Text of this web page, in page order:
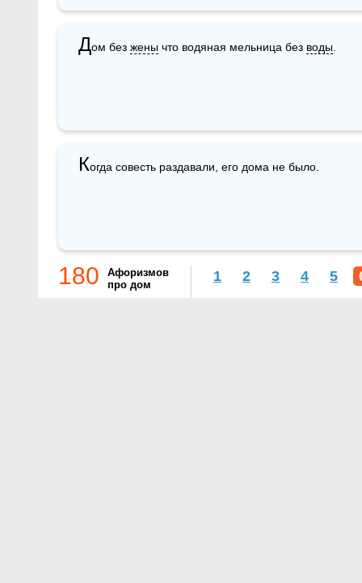
Дом без жены что водяная мельница без воды
Когда совесть раздавали, его дома не было.
180
Афоризмов
про дом
1 2 3 4 5